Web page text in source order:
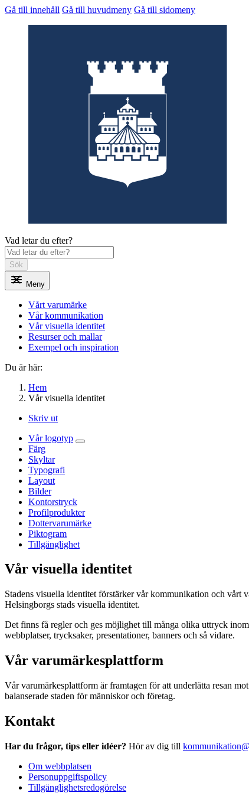
Gå till innehåll Gå till huvudmeny Gå till sidomeny
Vad letar du efter?
Sök
Meny
Vårt varumärke
Vår kommunikation
Vår visuella identitet
Resurser och mallar
Exempel och inspiration
Du är här:
Hem
Vår visuella identitet
Skriv ut
Vår logotyp
Färg
Skyltar
Typografi
Layout
Bilder
Kontorstryck
Profilprodukter
Dottervarumärke
Piktogram
Tillgänglighet
Vår visuella identitet
Stadens visuella identitet förstärker vår kommunikation och vårt
Helsingborgs stads visuella identitet.
Det finns få regler och ges möjlighet till många olika uttryck
webbplatser, trycksaker, presentationer, banners och så vidare.
Vår varumärkesplattform
Vår varumärkesplattform är framtagen för att underlätta resan
balanserade staden för människor och företag.
Kontakt
Har du frågor, tips eller idéer? Hör av dig till
Om webbplatsen
Personuppgiftspolicy
Tillgänglighetsredogörelse